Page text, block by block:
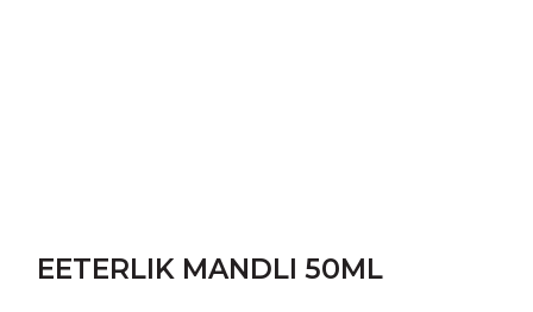
EETERLIK MANDLI 50ML